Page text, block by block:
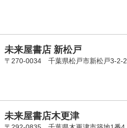
未来屋書店 新松戸
〒270-0034 千葉県松戸市新松戸3-2-2
未来屋書店木更津